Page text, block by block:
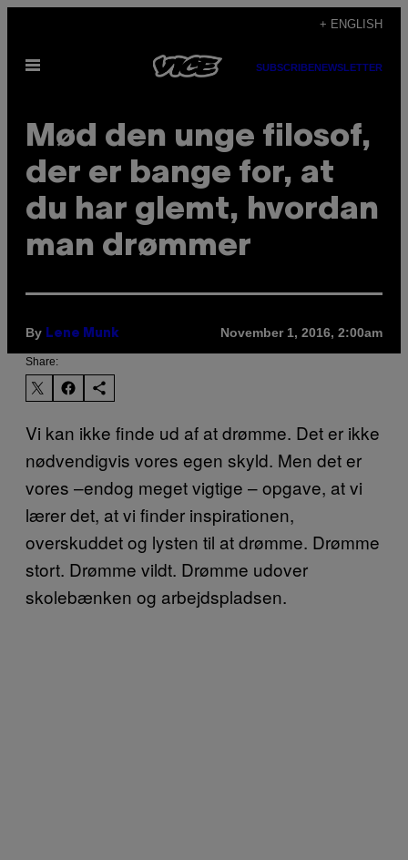
content
+ ENGLISH
Open
SUBSCRIBENEWSLETTER
Mød den unge filosof,
der er bange for, at
du har glemt, hvordan
man drømmer
By Lene Munk November 1, 2016, 2:00am
Share:
Vi kan ikke finde ud af at drømme. Det er ikke
nødvendigvis vores egen skyld. Men det er
vores –endog meget vigtige – opgave, at vi
lærer det, at vi finder inspirationen,
overskuddet og lysten til at drømme. Drømme
stort. Drømme vildt. Drømme udover
skolebænken og arbejdspladsen.